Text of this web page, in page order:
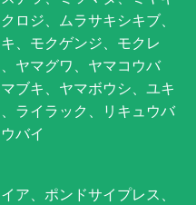
ロジ、ムラサキシキブ、
、モクゲンジ、モクレ
ヤマグワ、ヤマコウバ
ブキ、ヤマボウシ、ユキ
ライラック、リキュウバ
バイ
ア、ポンドサイプレス、